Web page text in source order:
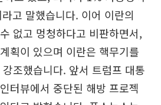
고 말했습니다. 이어 이란의
없고 멍청하다고 비판하면서,
획이 있으며 이란은 핵무기를
조했습니다. 앞서 트럼프 대통
터뷰에서 중단된 해방 프로젝